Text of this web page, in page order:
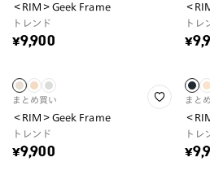
＜RIM＞Geek Frame
トレンド
¥9,900
＜
トレ
まとめ買い
＜RIM＞Geek Frame
トレンド
¥9,900
まと
＜
トレ